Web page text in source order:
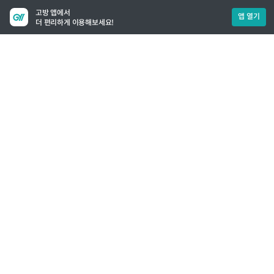
고방 앱에서
더 편리하게 이용해보세요!
앱 열기